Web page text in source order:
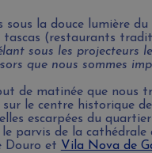
sous la douce lumière
tascas (restaurants
sous les projecteurs
que nous sommes
de matinée que nous
le centre historique de
escarpées du
parvis de la cathédrale
Douro et Vila Nova de